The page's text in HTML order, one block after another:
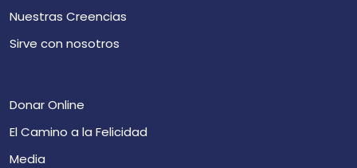
Nuestras Creencias
Sirve con nosotros
Donar Online
El Camino a la Felicidad
Media